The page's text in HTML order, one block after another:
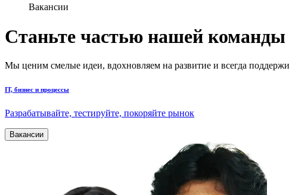
Вакансии
Станьте частью нашей команды
Мы ценим смелые идеи, вдохновляем на развитие и всегда
IT, бизнес и процессы
Разрабатывайте, тестируйте, покоряйте рынок
Вакансии